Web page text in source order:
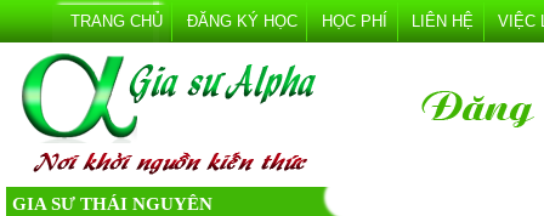
TRANG CHỦ ĐĂNG KÝ HỌC HỌC PHÍ LIÊN HỆ VIỆC
GIA SƯ THÁI NGUYÊN